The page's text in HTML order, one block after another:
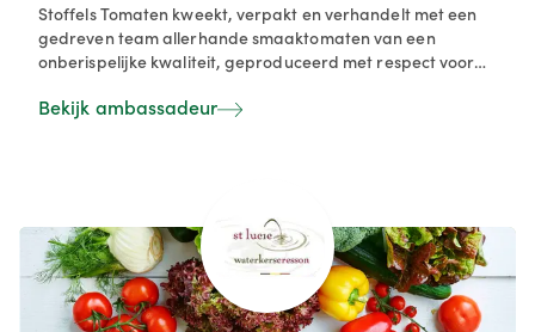
Stoffels Tomaten kweekt, verpakt en verhandelt met een
gedreven team allerhande smaaktomaten van een
onberispelijke kwaliteit, geproduceerd met respect voor
gevoeligheid voor gezond en gemakkelijk eten. We gaan
Bekijk ambassadeur